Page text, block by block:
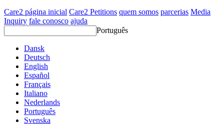
Care2 página inicial Care2 Petitions quem somos parcerias Media
Inquiry fale conosco ajuda
Português
Dansk
Deutsch
English
Español
Français
Italiano
Nederlands
Português
Svenska